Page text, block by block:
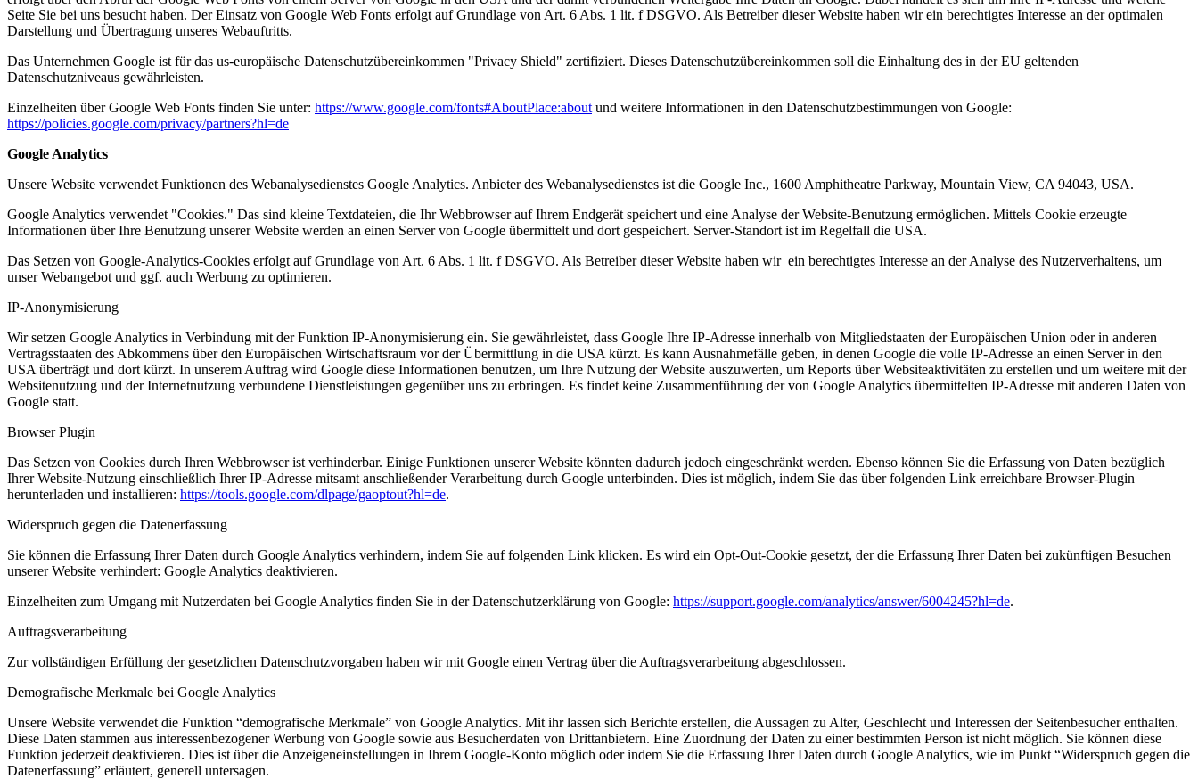
Seite Sie bei uns besucht haben. Der Einsatz von Google Web Fonts erfolgt auf Grundlage von Art. 6 Abs. 1 lit. f DSGVO. Als Betreiber dieser Website haben wir ein berechtigtes Interesse an der optimalen
Darstellung und Übertragung unseres Webauftritts.
Das Unternehmen Google ist für das us-europäische Datenschutzübereinkommen "Privacy Shield" zertifiziert. Dieses Datenschutzübereinkommen soll die Einhaltung des in der EU geltenden
Datenschutzniveaus gewährleisten.
Einzelheiten über Google Web Fonts finden Sie unter: https://www.google.com/fonts#AboutPlace:about und weitere Informationen in den Datenschutzbestimmungen von Google:
https://policies.google.com/privacy/partners?hl=de
Google Analytics
Unsere Website verwendet Funktionen des Webanalysedienstes Google Analytics. Anbieter des Webanalysedienstes ist die Google Inc., 1600 Amphitheatre Parkway, Mountain View, CA 94043, USA.
Google Analytics verwendet "Cookies." Das sind kleine Textdateien, die Ihr Webbrowser auf Ihrem Endgerät speichert und eine Analyse der Website-Benutzung ermöglichen. Mittels Cookie erzeugte
Informationen über Ihre Benutzung unserer Website werden an einen Server von Google übermittelt und dort gespeichert. Server-Standort ist im Regelfall die USA.
Das Setzen von Google-Analytics-Cookies erfolgt auf Grundlage von Art. 6 Abs. 1 lit. f DSGVO. Als Betreiber dieser Website haben wir ein berechtigtes Interesse an der Analyse des Nutzerverhaltens, um
unser Webangebot und ggf. auch Werbung zu optimieren.
IP-Anonymisierung
Wir setzen Google Analytics in Verbindung mit der Funktion IP-Anonymisierung ein. Sie gewährleistet, dass Google Ihre IP-Adresse innerhalb von Mitgliedstaaten der Europäischen Union oder in anderen
Vertragsstaaten des Abkommens über den Europäischen Wirtschaftsraum vor der Übermittlung in die USA kürzt. Es kann Ausnahmefälle geben, in denen Google die volle IP-Adresse an einen Server in den
USA überträgt und dort kürzt. In unserem Auftrag wird Google diese Informationen benutzen, um Ihre Nutzung der Website auszuwerten, um Reports über Websiteaktivitäten zu erstellen und um weitere mit der
Websitenutzung und der Internetnutzung verbundene Dienstleistungen gegenüber uns zu erbringen. Es findet keine Zusammenführung der von Google Analytics übermittelten IP-Adresse mit anderen Daten von
Google statt.
Browser Plugin
Das Setzen von Cookies durch Ihren Webbrowser ist verhinderbar. Einige Funktionen unserer Website könnten dadurch jedoch eingeschränkt werden. Ebenso können Sie die Erfassung von Daten bezüglich
Ihrer Website-Nutzung einschließlich Ihrer IP-Adresse mitsamt anschließender Verarbeitung durch Google unterbinden. Dies ist möglich, indem Sie das über folgenden Link erreichbare Browser-Plugin
herunterladen und installieren: https://tools.google.com/dlpage/gaoptout?hl=de.
Widerspruch gegen die Datenerfassung
Sie können die Erfassung Ihrer Daten durch Google Analytics verhindern, indem Sie auf folgenden Link klicken. Es wird ein Opt-Out-Cookie gesetzt, der die Erfassung Ihrer Daten bei zukünftigen Besuchen
unserer Website verhindert: Google Analytics deaktivieren.
Einzelheiten zum Umgang mit Nutzerdaten bei Google Analytics finden Sie in der Datenschutzerklärung von Google: https://support.google.com/analytics/answer/6004245?hl=de.
Auftragsverarbeitung
Zur vollständigen Erfüllung der gesetzlichen Datenschutzvorgaben haben wir mit Google einen Vertrag über die Auftragsverarbeitung abgeschlossen.
Demografische Merkmale bei Google Analytics
Unsere Website verwendet die Funktion “demografische Merkmale” von Google Analytics. Mit ihr lassen sich Berichte erstellen, die Aussagen zu Alter, Geschlecht und Interessen der Seitenbesucher enthalten.
Diese Daten stammen aus interessenbezogener Werbung von Google sowie aus Besucherdaten von Drittanbietern. Eine Zuordnung der Daten zu einer bestimmten Person ist nicht möglich. Sie können diese
Funktion jederzeit deaktivieren. Dies ist über die Anzeigeneinstellungen in Ihrem Google-Konto möglich oder indem Sie die Erfassung Ihrer Daten durch Google Analytics, wie im Punkt “Widerspruch gegen die
Datenerfassung” erläutert, generell untersagen.